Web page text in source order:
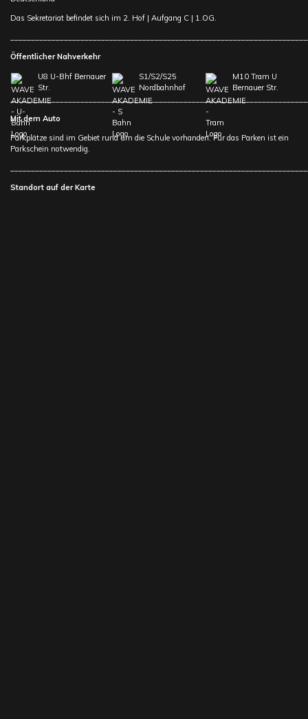
Das Sekretariat befindet sich im 2. Hof | Aufgang C | 1.OG.
Öffentlicher Nahverkehr
U8 U-Bhf Bernauer
Str.
S1/S2/S25
Nordbahnhof
M10 Tram U
Bernauer Str.
Mit dem Auto
Parkplätze sind im Gebiet rund um die Schule vorhanden. Für das Parken ist ein
Parkschein notwendig.
Standort auf der Karte